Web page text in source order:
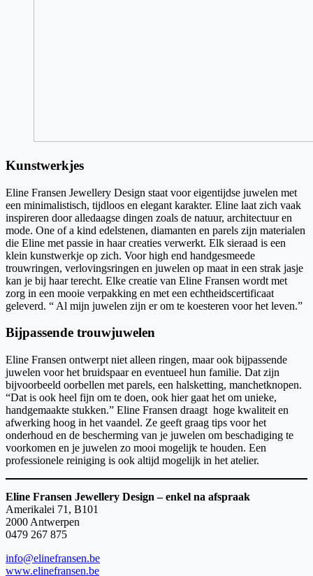
Kunstwerkjes
Eline Fransen Jewellery Design staat voor eigentijdse juwelen met
een minimalistisch, tijdloos en elegant karakter. Eline laat zich vaak
inspireren door alledaagse dingen zoals de natuur, architectuur en
mode. One of a kind edelstenen, diamanten en parels zijn materialen
die Eline met passie in haar creaties verwerkt. Elk sieraad is een
klein kunstwerkje op zich. Voor high end handgesmeede
trouwringen, verlovingsringen en juwelen op maat in een strak jasje
kan je bij haar terecht. Elke creatie van Eline Fransen wordt met
zorg in een mooie verpakking en met een echtheidscertificaat
geleverd. “ Al mijn juwelen zijn er om te koesteren voor het leven.”
Bijpassende trouwjuwelen
Eline Fransen ontwerpt niet alleen ringen, maar ook bijpassende
juwelen voor het bruidspaar en eventueel hun familie. Dat zijn
bijvoorbeeld oorbellen met parels, een halsketting, manchetknopen.
“Dat is ook heel fijn om te doen, ook hier gaat het om unieke,
handgemaakte stukken.” Eline Fransen draagt hoge kwaliteit en
afwerking hoog in het vaandel. Ze geeft graag tips voor het
onderhoud en de bescherming van je juwelen om beschadiging te
voorkomen en je juwelen zo mooi mogelijk te houden. Een
professionele reiniging is ook altijd mogelijk in het atelier.
Eline Fransen Jewellery Design – enkel na afspraak
Amerikalei 71, B101
2000 Antwerpen
0479 267 875
info@elinefransen.be
www.elinefransen.be